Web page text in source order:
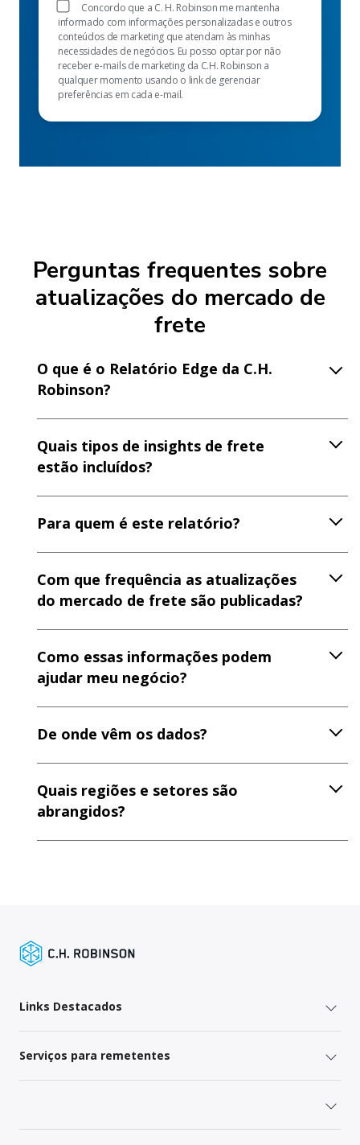
Concordo que a C. H. Robinson me mantenha
informado com informações personalizadas e outros
conteúdos de marketing que atendam às minhas
necessidades de negócios. Eu posso optar por não
receber e-mails de marketing da C.H. Robinson a
qualquer momento usando o link de gerenciar
preferências em cada e-mail.
Perguntas frequentes sobre
atualizações do mercado de
frete
O que é o Relatório Edge da C.H.
Robinson?
Quais tipos de insights de frete
estão incluídos?
Para quem é este relatório?
Com que frequência as atualizações
do mercado de frete são publicadas?
Como essas informações podem
ajudar meu negócio?
De onde vêm os dados?
Quais regiões e setores são
abrangidos?
Links Destacados
Serviços para remetentes